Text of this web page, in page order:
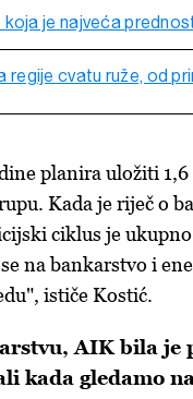
je najveća
regije cvatu ruže, od
planira uložiti
Kada je riječ o
ciklus je
na bankarstvo i
ističe Kostić.
AIKbila je
kada gledamo